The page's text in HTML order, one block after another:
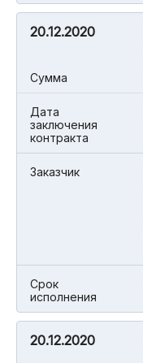
20.12.2020
Cумма
Дата
заключения
контракта
Заказчик
Срок
исполнения
20.12.2020